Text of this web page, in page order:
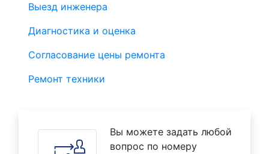
Выезд инженера
Диагностика и оценка
Согласование цены ремонта
Ремонт техники
Вы можете задать любой
вопрос по номеру